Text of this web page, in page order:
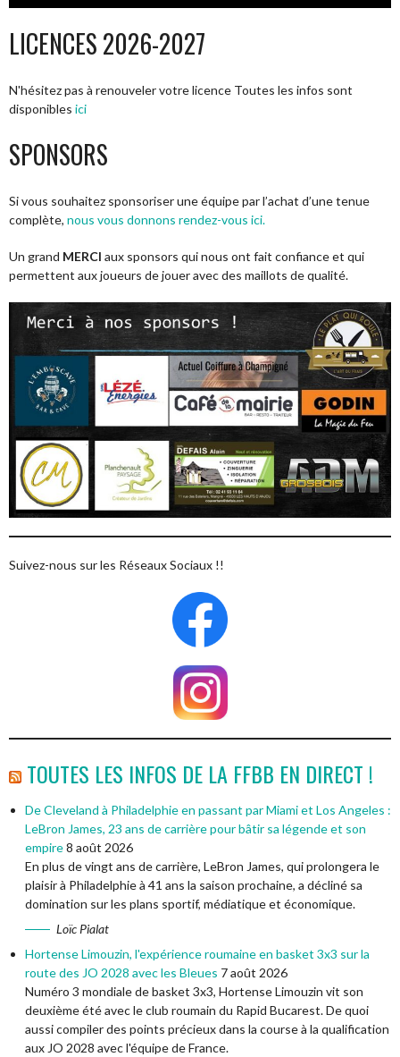
LICENCES 2026-2027
N'hésitez pas à renouveler votre licence Toutes les infos sont
disponibles ici
SPONSORS
Si vous souhaitez sponsoriser une équipe par l’achat d’une tenue
complète, nous vous donnons rendez-vous ici.
Un grand MERCI aux sponsors qui nous ont fait confiance et qui
permettent aux joueurs de jouer avec des maillots de qualité.
Suivez-nous sur les Réseaux Sociaux !!
TOUTES LES INFOS DE LA FFBB EN DIRECT !
De Cleveland à Philadelphie en passant par Miami et Los Angeles :
LeBron James, 23 ans de carrière pour bâtir sa légende et son
empire 8 août 2026
En plus de vingt ans de carrière, LeBron James, qui prolongera le
plaisir à Philadelphie à 41 ans la saison prochaine, a décliné sa
domination sur les plans sportif, médiatique et économique.
Loïc Pialat
Hortense Limouzin, l'expérience roumaine en basket 3x3 sur la
route des JO 2028 avec les Bleues 7 août 2026
Numéro 3 mondiale de basket 3x3, Hortense Limouzin vit son
deuxième été avec le club roumain du Rapid Bucarest. De quoi
aussi compiler des points précieux dans la course à la qualification
aux JO 2028 avec l'équipe de France.